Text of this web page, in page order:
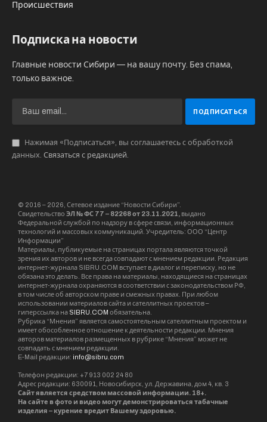
установить, что в организованную группу
входили 12 человек в возрасте от 19 до 29 лет,
из которых 11 – иностранцы и один житель
Новосибирска. Подозреваемые использовали
тайники-закладки в Новосибирской,
Кемеровской и Томской областях.
Участников группы задержали сотрудники
области. Из незаконного оборота у обвиняемых
изъяли более 7 килограммов наркотиков.
Фигурантам уже предъявили обвинение в
совершении 24 преступлений. Они заключены
под стражу. Уголовное дело направили в
Куйбышевский районный суд.
контрабанда наркотики
Михаил ШТЕРН
GR-технолог, веб-разработчик. Специалист по